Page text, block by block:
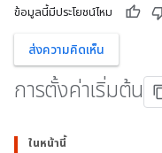
ข้อมูลนี้มีประโยชน์ไหม
ส่งความคิดเห็น
การตั้งค่าเริ่มต้น
ในหน้านี้